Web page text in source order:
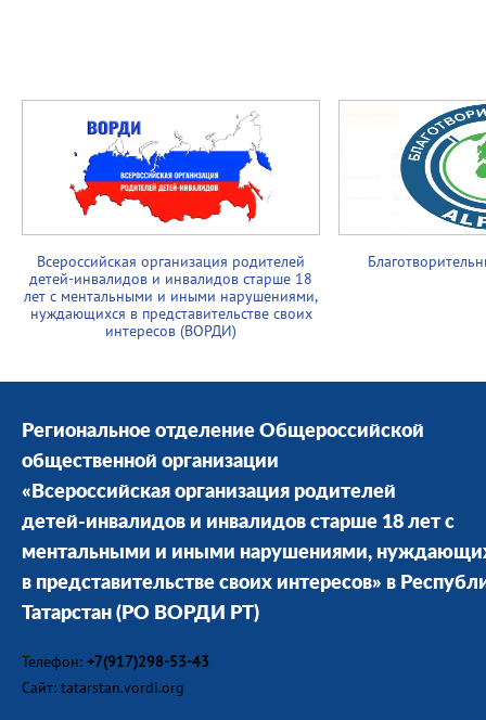
Всероссийская организация родителей
детей-инвалидов и инвалидов старше 18
лет с ментальными и иными нарушениями,
нуждающихся в представительстве своих
интересов (ВОРДИ)
Региональное отделение Общероссийской
общественной организации
«Всероссийская организация родителей
детей-инвалидов и инвалидов старше 18 лет с
ментальными и иными нарушениями,
в представительстве своих интересов» в
Татарстан (РО ВОРДИ РТ)
Телефон: +7(917)298-53-43
Сайт: tatarstan.vordi.org